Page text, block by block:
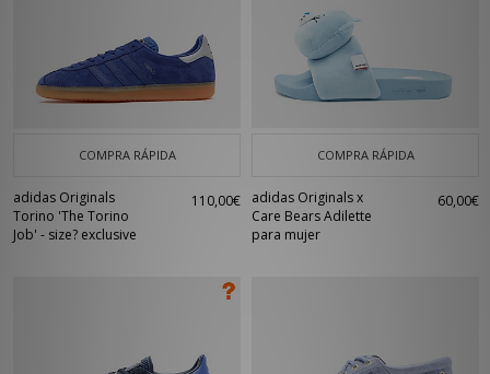
COMPRA RÁPIDA
adidas Originals
Torino 'The Torino
Job' - size? exclusive
110,00€
COMPRA RÁPIDA
adidas Originals x
Care Bears Adilette
para mujer
60,00€